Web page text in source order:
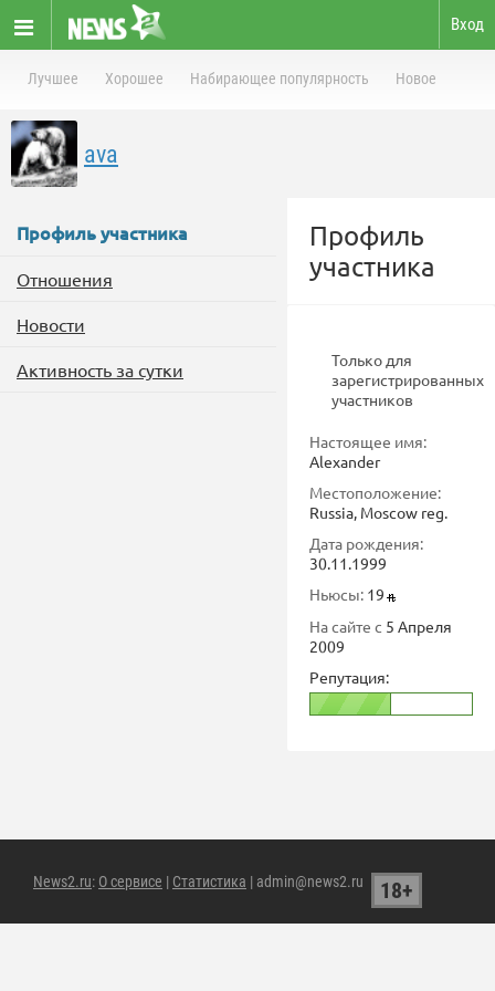
Вход
Лучшее Хорошее Набирающее популярность Новое
ava
Профиль участника
Отношения
Новости
Активность за сутки
Профиль
участника
Только для
зарегистрированных
участников
Настоящее имя:
Alexander
Местоположение:
Russia, Moscow reg.
Дата рождения:
30.11.1999
Ньюсы: 19
На сайте с 5 Апреля
2009
Репутация:
News2.ru: О сервисе | Статистика | admin@news2.ru 18+